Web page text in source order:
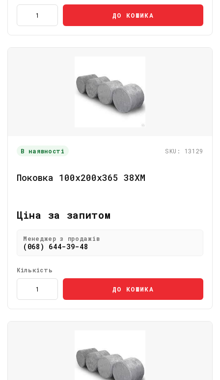
ДО КОШИКА
В наявності SKU: 13129
Поковка 100х200х365 38ХМ
Ціна за запитом
Менеджер з продажів
(068) 644-39-48
Кількість
ДО КОШИКА